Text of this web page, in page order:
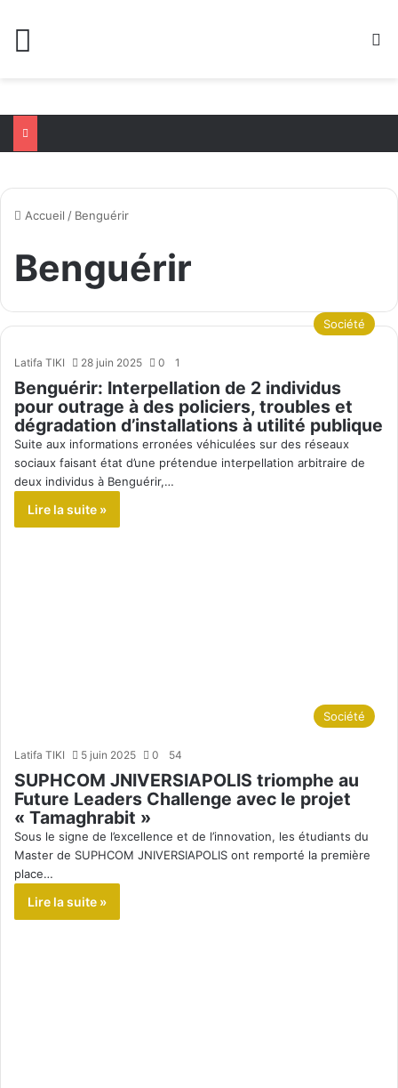
Accueil / Benguérir
Benguérir
Société
Latifa TIKI 28 juin 2025 0 1
Benguérir: Interpellation de 2 individus
pour outrage à des policiers, troubles et
dégradation d’installations à utilité publique
Suite aux informations erronées véhiculées sur des réseaux
sociaux faisant état d’une prétendue interpellation arbitraire de
deux individus à Benguérir,…
Lire la suite »
Société
Latifa TIKI 5 juin 2025 0 54
SUPHCOM JNIVERSIAPOLIS triomphe au
Future Leaders Challenge avec le projet
« Tamaghrabit »
Sous le signe de l’excellence et de l’innovation, les étudiants du
Master de SUPHCOM JNIVERSIAPOLIS ont remporté la première
place…
Lire la suite »